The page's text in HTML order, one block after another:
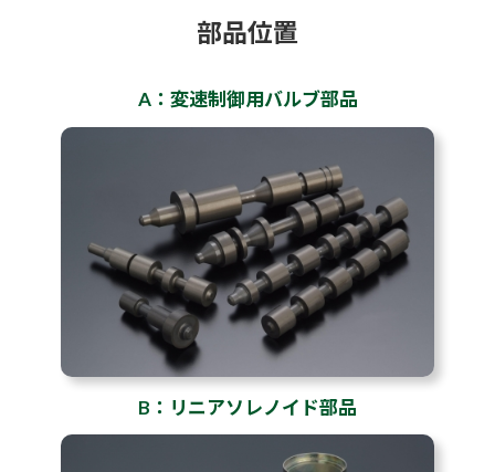
部品位置
A：変速制御用バルブ部品
B：リニアソレノイド部品